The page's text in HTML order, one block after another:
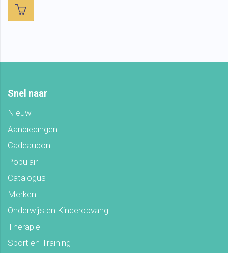
Snel naar
Nieuw
Aanbiedingen
Cadeaubon
Populair
Catalogus
Merken
Onderwijs en Kinderopvang
Therapie
Sport en Training